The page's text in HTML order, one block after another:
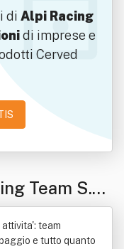
di Alpi Racing
di imprese e
Cerved
Team S.a.
& C.
team
e tutto quanto